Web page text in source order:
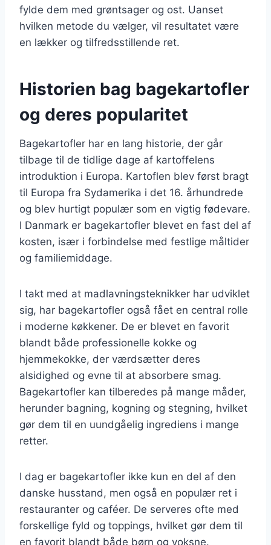
fylde dem med grøntsager og ost. Uanset
hvilken metode du vælger, vil resultatet være
en lækker og tilfredsstillende ret.
Historien bag bagekartofler
og deres popularitet
Bagekartofler har en lang historie, der går
tilbage til de tidlige dage af kartoffelens
introduktion i Europa. Kartoflen blev først bragt
til Europa fra Sydamerika i det 16. århundrede
og blev hurtigt populær som en vigtig fødevare.
I Danmark er bagekartofler blevet en fast del af
kosten, især i forbindelse med festlige måltider
og familiemiddage.
I takt med at madlavningsteknikker har udviklet
sig, har bagekartofler også fået en central rolle
i moderne køkkener. De er blevet en favorit
blandt både professionelle kokke og
hjemmekokke, der værdsætter deres
alsidighed og evne til at absorbere smag.
Bagekartofler kan tilberedes på mange måder,
herunder bagning, kogning og stegning, hvilket
gør dem til en uundgåelig ingrediens i mange
retter.
I dag er bagekartofler ikke kun en del af den
danske husstand, men også en populær ret i
restauranter og caféer. De serveres ofte med
forskellige fyld og toppings, hvilket gør dem til
en favorit blandt både børn og voksne.